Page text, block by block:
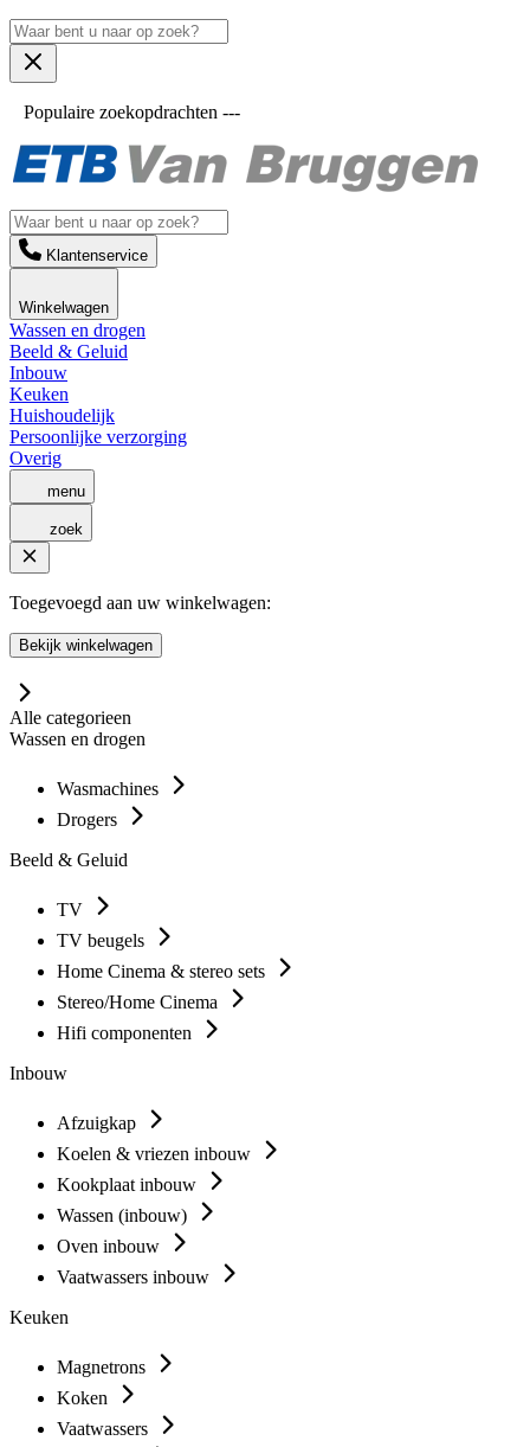
Populaire zoekopdrachten ---
Klantenservice
Winkelwagen
Wassen en drogen
Beeld & Geluid
Inbouw
Keuken
Huishoudelijk
Persoonlijke verzorging
Overig
menu
zoek
Toegevoegd aan uw winkelwagen:
Bekijk winkelwagen
Alle categorieen
Wassen en drogen
Wasmachines
Drogers
Beeld & Geluid
TV
TV beugels
Home Cinema & stereo sets
Stereo/Home Cinema
Hifi componenten
Inbouw
Afzuigkap
Koelen & vriezen inbouw
Kookplaat inbouw
Wassen (inbouw)
Oven inbouw
Vaatwassers inbouw
Keuken
Magnetrons
Koken
Vaatwassers